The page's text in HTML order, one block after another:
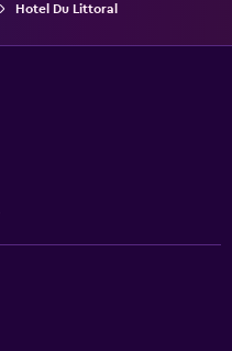
Hotel Du Littoral